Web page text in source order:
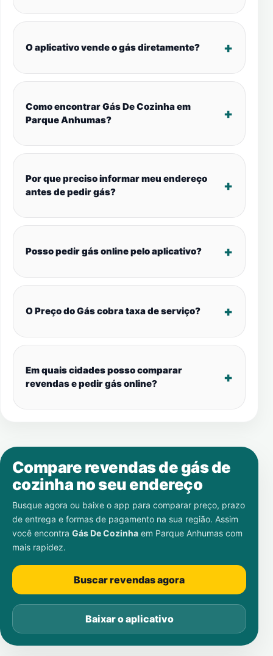
O aplicativo vende o gás diretamente?
Como encontrar Gás De Cozinha em
Parque Anhumas?
Por que preciso informar meu endereço
antes de pedir gás?
Posso pedir gás online pelo aplicativo?
O Preço do Gás cobra taxa de serviço?
Em quais cidades posso comparar
revendas e pedir gás online?
Compare revendas de gás de
cozinha no seu endereço
Busque agora ou baixe o app para comparar preço, prazo
de entrega e formas de pagamento na sua região. Assim
você encontra Gás De Cozinha em Parque Anhumas com
mais rapidez.
Buscar revendas agora
Baixar o aplicativo